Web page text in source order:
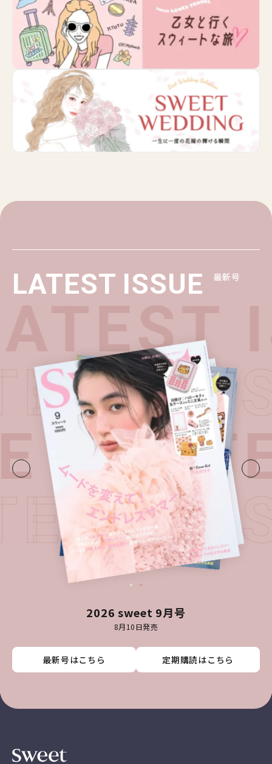
LATEST ISSUE 最新号
2026 sweet 9月号
8月10日発売
最新号はこちら 定期購読はこちら
最新号はこちら 定期購読はこちら
最新号はこちら 定期購読はこちら
最新号はこちら 定期購読はこちら
・